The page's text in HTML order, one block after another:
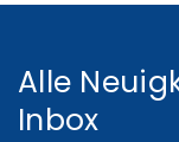
Alle
Inbox